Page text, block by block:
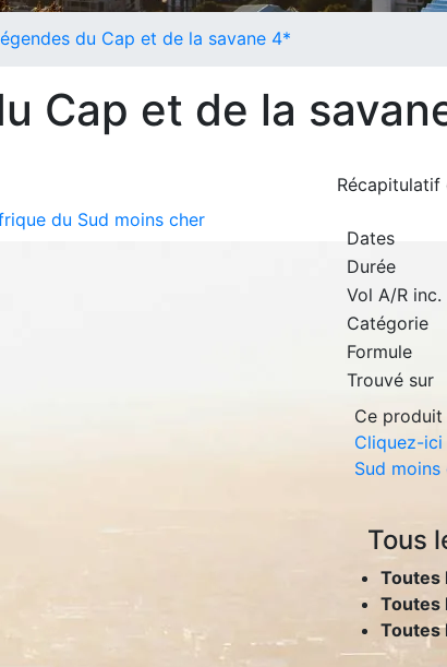
du Cap et de la savane 4*
Cap et de la
du Sud moins cher
Récapitulatif
Dates
Durée
Vol A/R inc.
Catégorie
Formule
Trouvé sur
Ce produit
Cliquez-
Sud moins
Tous
Toutes
Toutes
Toutes